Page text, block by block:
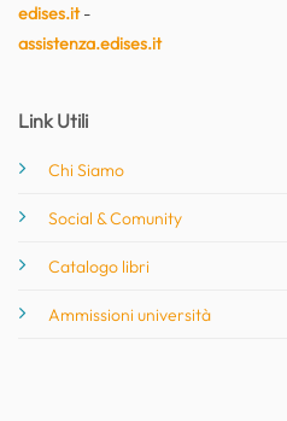
edises.it-
assistenza.edises.it
Link Utili
Chi Siamo
Social & Comunity
Catalogo libri
Ammissioni università